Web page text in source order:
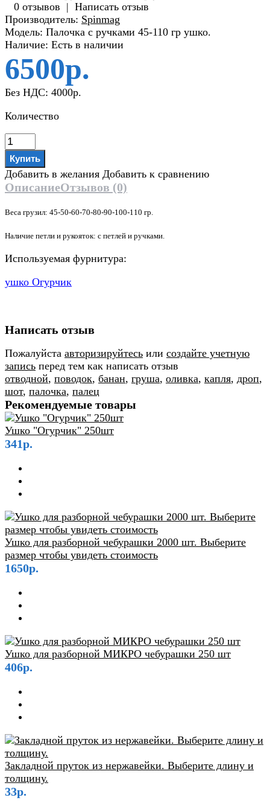
0 отзывов | Написать отзыв
Производитель: Spinmag
Модель: Палочка с ручками 45-110 гр ушко.
Наличие: Есть в наличии
6500р.
Без НДС: 4000р.
Количество
Добавить в желания Добавить к сравнению
ОписаниеОтзывов (0)
Веса грузил: 45-50-60-70-80-90-100-110 гр.
Наличие петли и рукояток: с петлей и ручками.
Используемая фурнитура:
ушко Огурчик
Написать отзыв
Пожалуйста авторизируйтесь или создайте учетную
запись перед тем как написать отзыв
отводной, поводок, банан, груша, оливка, капля, дроп,
шот, палочка, палец
Рекомендуемые товары
Ушко "Огурчик" 250шт
341р.
Ушко для разборной чебурашки 2000 шт. Выберите
размер чтобы увидеть стоимость
1650р.
Ушко для разборной МИКРО чебурашки 250 шт
406р.
Закладной пруток из нержавейки. Выберите длину и
толщину.
33р.